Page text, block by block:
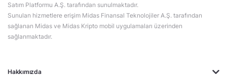
Hakkımızda
Satım Platformu A.Ş. tarafından sunulmaktadır.
Sunulan hizmetlere erişim Midas Finansal Teknolojiler A.Ş. tarafından
sağlanan Midas ve Midas Kripto mobil uygulamaları üzerinden
sağlanmaktadır.